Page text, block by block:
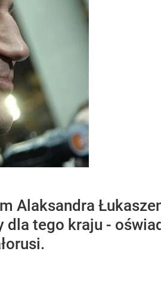
Alaksandra
tego kraju -